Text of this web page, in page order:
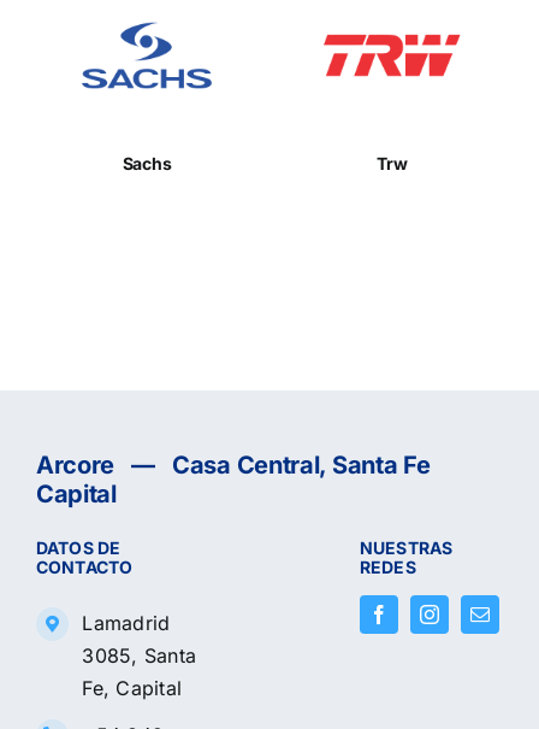
Sachs Trw
Arcore — Casa Central, Santa Fe
Capital
DATOS DE
CONTACTO
Lamadrid
3085, Santa
Fe, Capital
NUESTRAS
REDES